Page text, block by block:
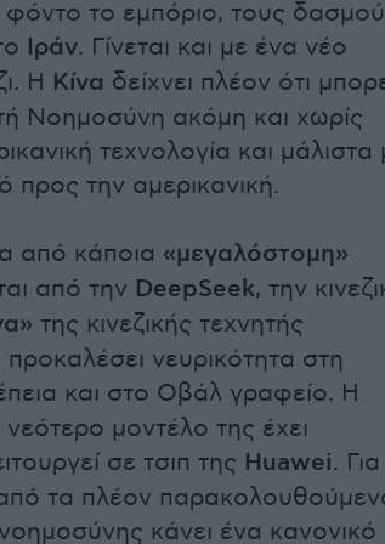
φόντο το εμπόριο, τους
Ιράν. Γίνεται και με ένα νέο
Η Κίνα δείχνει πλέον ότι
Νοημοσύνη ακόμη και χωρίς
τεχνολογία και μάλιστα
προς την αμερικανική.
από κάποια «μεγαλόστομη»
από την DeepSeek, την
της κινεζικής τεχνητής
νευρικότητα στη
και στο Οβάλ γραφείο. Η
μοντέλο της έχει
σε τσιπ της Huawei. Για
τα πλέον
κάνει ένα κανονικό